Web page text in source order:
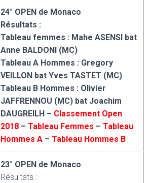
24° OPEN de Monaco
Résultats :
Tableau femmes : Mahe ASENSI bat
Anne BALDONI (MC)
Tableau A Hommes : Gregory
VEILLON bat Yves TASTET (MC)
Tableau B Hommes : Olivier
JAFFRENNOU (MC) bat Joachim
DAUGREILH – Classement Open
2018 – Tableau Femmes – Tableau
Hommes A – Tableau Hommes B
23° OPEN de Monaco
Résultats :